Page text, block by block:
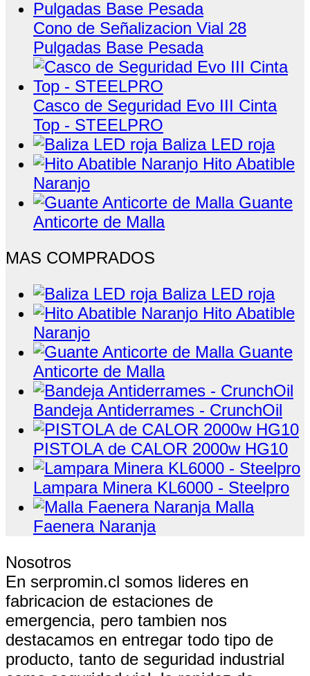
Cono de Señalizacion Vial 28
Pulgadas Base Pesada
Casco de Seguridad Evo III Cinta
Top - STEELPRO
Baliza LED roja
Hito Abatible
Naranjo
Guante
Anticorte de Malla
MAS COMPRADOS
Baliza LED roja
Hito Abatible
Naranjo
Guante
Anticorte de Malla
Bandeja Antiderrames - CrunchOil
PISTOLA de CALOR 2000w HG10
Lampara Minera KL6000 - Steelpro
Malla
Faenera Naranja
Nosotros
En serpromin.cl somos lideres en
fabricacion de estaciones de
emergencia, pero tambien nos
destacamos en entregar todo tipo de
producto, tanto de seguridad industrial